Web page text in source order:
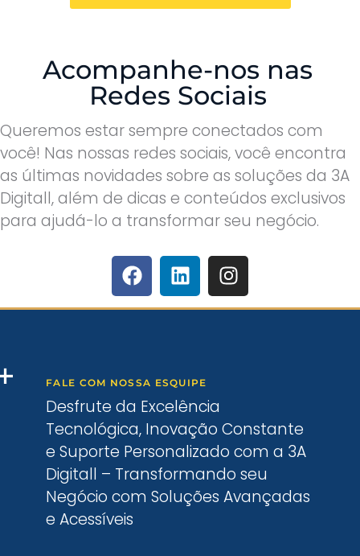
Acompanhe-nos nas
Redes Sociais
Queremos estar sempre conectados com
você! Nas nossas redes sociais, você encontra
as últimas novidades sobre as soluções da 3A
Digitall, além de dicas e conteúdos exclusivos
para ajudá-lo a transformar seu negócio.
FALE COM NOSSA ESQUIPE
Desfrute da Excelência
Tecnológica, Inovação Constante
e Suporte Personalizado com a 3A
Digitall – Transformando seu
Negócio com Soluções Avançadas
e Acessíveis